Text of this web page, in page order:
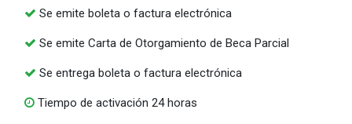
Se emite boleta o factura electrónica
Se emite Carta de Otorgamiento de Beca Parcial
Se entrega boleta o factura electrónica
Tiempo de activación 24 horas